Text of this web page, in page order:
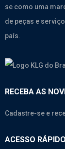
se como uma
de peças e
país.
RECEBA AS
Cadastre-se e
ACESSO RÁPIDO